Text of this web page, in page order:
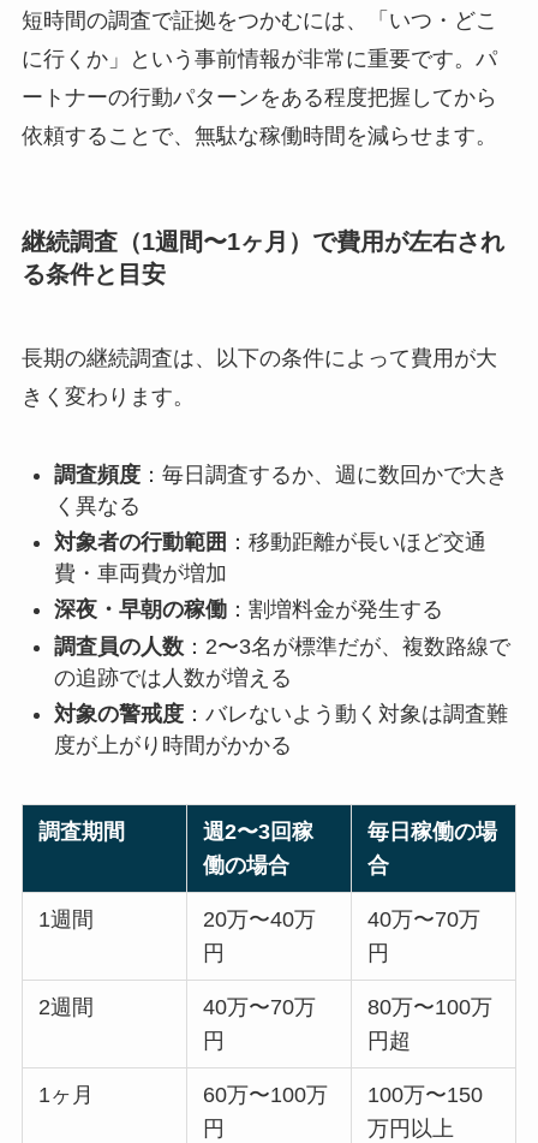
短時間の調査で証拠をつかむには、「いつ・どこ
に行くか」という事前情報が非常に重要です。パ
ートナーの行動パターンをある程度把握してから
依頼することで、無駄な稼働時間を減らせます。
継続調査（1週間〜1ヶ月）で費用が左右され
る条件と目安
長期の継続調査は、以下の条件によって費用が大
きく変わります。
調査頻度：毎日調査するか、週に数回かで大き
く異なる
対象者の行動範囲 ：移動距離が長いほど交通
費・車両費が増加
深夜・早朝の稼働：割増料金が発生する
調査員の人数：2〜3名が標準だが、複数路線で
の追跡では人数が増える
対象の警戒度：バレないよう動く対象は調査難
度が上がり時間がかかる
調査期間
週2〜3回稼
働の場合
毎日稼働の場
合
1週間
20万〜40万
円
40万〜70万
円
2週間
40万〜70万
円
80万〜100万
円超
1ヶ月
60万〜100万
円
100万〜150
万円以上